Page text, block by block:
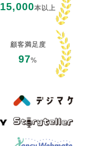
15,000本以上
顧客満足度
97%